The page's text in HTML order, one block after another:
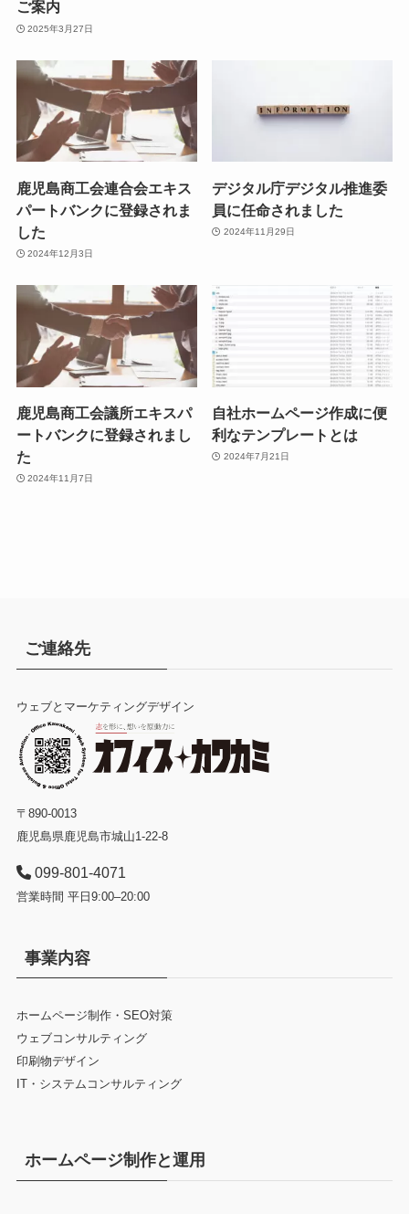
ご案内
2025年3月27日
鹿児島商工会連合会エキス
パートバンクに登録されま
した
2024年12月3日
デジタル庁デジタル推進委
員に任命されました
2024年11月29日
鹿児島商工会議所エキスパ
ートバンクに登録されまし
た
2024年11月7日
自社ホームページ作成に便
利なテンプレートとは
2024年7月21日
ご連絡先
ウェブとマーケティングデザイン
〒890-0013
鹿児島県鹿児島市城山1-22-8
099-801-4071
営業時間 平日9:00–20:00
事業内容
ホームページ制作・SEO対策
ウェブコンサルティング
印刷物デザイン
IT・システムコンサルティング
ホームページ制作と運用